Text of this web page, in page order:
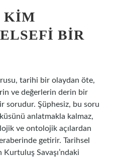
KIM
BIR
tarihi bir olaydan öte,
ve değerlerin derin bir
sorudur. Şüphesiz, bu soru
anlatmakla kalmaz,
ve ontolojik açılardan
getirir. Tarihsel
Savaşı’ndaki